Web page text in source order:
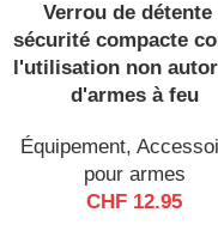
EN RU
PTURE
DE ST
OCK
Verrou de détente
sécurité compacte
l'utilisation non
d'armes à feu
Équipement,
pour armes
CHF 12.95